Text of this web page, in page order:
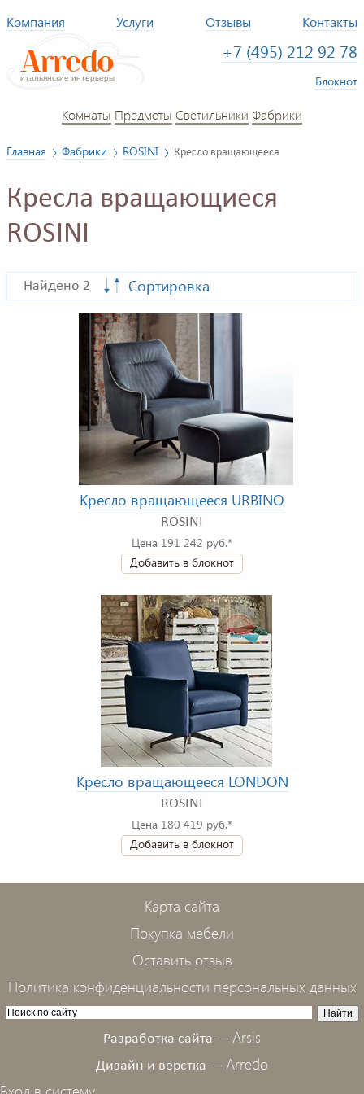
Компания Услуги Отзывы Контакты
+7 (495) 212 92 78
Блокнот
Комнаты Предметы Светильники Фабрики
Главная Фабрики ROSINI Кресло вращающееся
Кресла вращающиеся
ROSINI
Найдено 2 Сортировка
Кресло вращающееся URBINO
ROSINI
Цена 191 242 руб.*
Добавить в блокнот
Кресло вращающееся LONDON
ROSINI
Цена 180 419 руб.*
Добавить в блокнот
Карта сайта
Покупка мебели
Оставить отзыв
Политика конфиденциальности персональных данных
Разработка сайта — Arsis
Дизайн и верстка — Arredo